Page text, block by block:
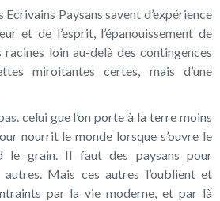
Paysans savent d’expérience
et de l’esprit, l’épanouissement de
racines loin au-delà des contingences
miroitantes certes, mais d’une
celui gue l’on porte à la terre moins
nourrit le monde lorsque s’ouvre le
le grain. Il faut des paysans pour
Mais ces autres l’oublient et
par la vie moderne, et par là